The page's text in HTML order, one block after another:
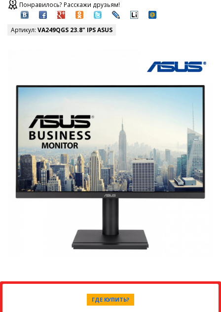
Понравилось? Расскажи друзьям!
Артикул: VA249QGS 23.8" IPS ASUS
ГДЕ КУПИТЬ?